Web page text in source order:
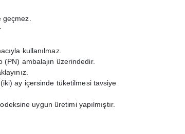
kullanılmaz.
ambalajın üzerindedir.
ay içersinde tüketilmesi tavsiye
uygun üretimi yapılmıştır.